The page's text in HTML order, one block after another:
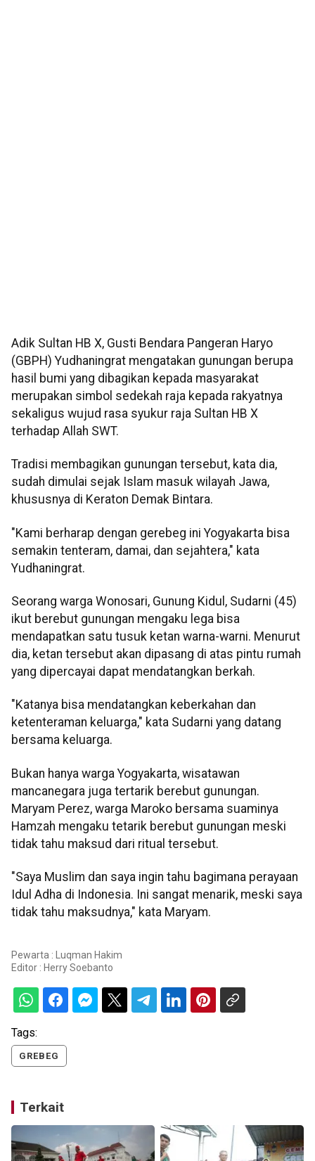
Adik Sultan HB X, Gusti Bendara Pangeran Haryo
(GBPH) Yudhaningrat mengatakan gunungan berupa
hasil bumi yang dibagikan kepada masyarakat
merupakan simbol sedekah raja kepada rakyatnya
sekaligus wujud rasa syukur raja Sultan HB X
terhadap Allah SWT.
Tradisi membagikan gunungan tersebut, kata dia,
sudah dimulai sejak Islam masuk wilayah Jawa,
khususnya di Keraton Demak Bintara.
"Kami berharap dengan gerebeg ini Yogyakarta bisa
semakin tenteram, damai, dan sejahtera," kata
Yudhaningrat.
Seorang warga Wonosari, Gunung Kidul, Sudarni (45)
ikut berebut gunungan mengaku lega bisa
mendapatkan satu tusuk ketan warna-warni. Menurut
dia, ketan tersebut akan dipasang di atas pintu rumah
yang dipercayai dapat mendatangkan berkah.
"Katanya bisa mendatangkan keberkahan dan
ketenteraman keluarga," kata Sudarni yang datang
bersama keluarga.
Bukan hanya warga Yogyakarta, wisatawan
mancanegara juga tertarik berebut gunungan.
Maryam Perez, warga Maroko bersama suaminya
Hamzah mengaku tetarik berebut gunungan meski
tidak tahu maksud dari ritual tersebut.
"Saya Muslim dan saya ingin tahu bagimana perayaan
Idul Adha di Indonesia. Ini sangat menarik, meski saya
tidak tahu maksudnya," kata Maryam.
Pewarta : Luqman Hakim
Editor : Herry Soebanto
Tags:
GREBEG
Terkait